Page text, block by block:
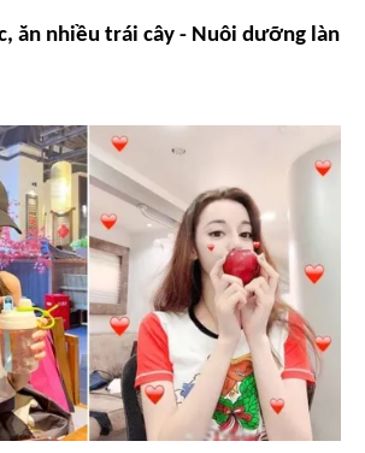
ăn nhiều trái cây - Nuôi dưỡng làn